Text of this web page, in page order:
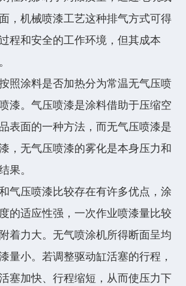
，机械喷漆工艺这种排气方式可得
程和安全的工作环境，但其成本
照涂料是否加热分为常温无气压喷
漆。气压喷漆是涂料借助于压缩空
表面的一种方法，而无气压喷漆是
，无气压喷漆的雾化是本身压力和
果。
气压喷漆比较存在有许多优点，涂
的适应性强，一次作业喷漆量比较
着力大。无气喷涂机所得断面呈均
量小。若调整驱动缸活塞的行程，
塞加快、行程缩短，从而使压力下